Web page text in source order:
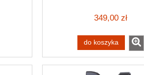
MOUNT FOOTPEGS
CUSTOM
349,00 zł
do koszyka